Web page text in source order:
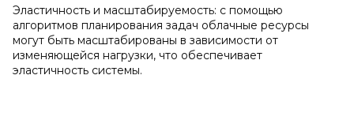
Эластичность и масштабируемость: с помощью
алгоритмов планирования задач облачные ресурсы
могут быть масштабированы в зависимости от
изменяющейся нагрузки, что обеспечивает
эластичность системы.